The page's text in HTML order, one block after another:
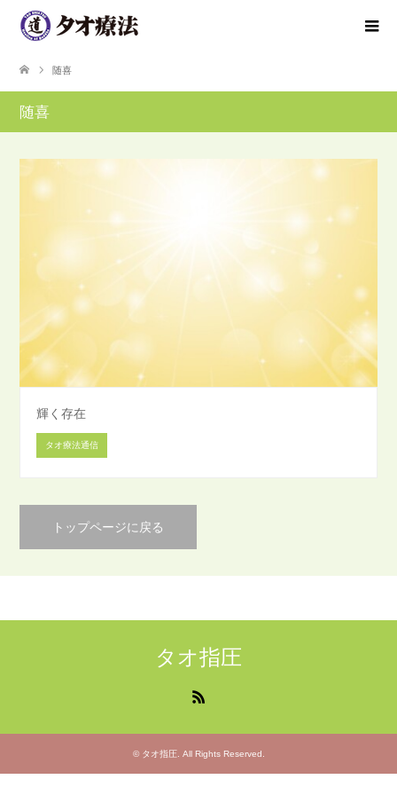
随喜
随喜
輝く存在
タオ療法通信
トップページに戻る
タオ指圧
© タオ指圧. All Rights Reserved.